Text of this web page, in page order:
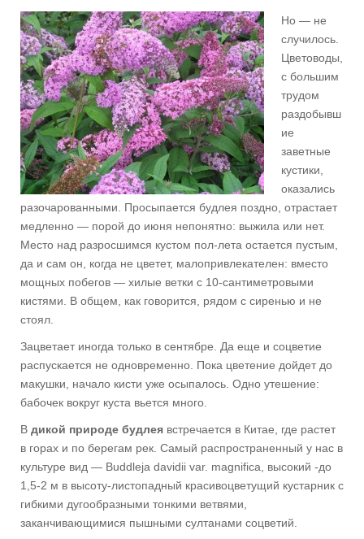
Но — не
случилось.
Цветоводы,
с большим
трудом
раздобывш
ие
заветные
кустики,
оказались
разочарованными. Просыпается будлея поздно, отрастает
медленно — порой до июня непонятно: выжила или нет.
Место над разросшимся кустом пол-лета остается пустым,
да и сам он, когда не цветет, малопривлекателен: вместо
мощных побегов — хилые ветки с 10-сантиметровыми
кистями. В общем, как говорится, рядом с сиренью и не
стоял.
Зацветает иногда только в сентябре. Да еще и соцветие
распускается не одновременно. Пока цветение дойдет до
макушки, начало кисти уже осыпалось. Одно утешение:
бабочек вокруг куста вьется много.
В дикой природе будлея встречается в Китае, где растет
в горах и по берегам рек. Самый распространенный у нас в
культуре вид — Buddleja davidii var. magnifica, высокий -до
1,5-2 м в высоту-листопадный красивоцветущий кустарник с
гибкими дугообразными тонкими ветвями,
заканчивающимися пышными султанами соцветий.